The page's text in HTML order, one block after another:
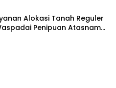
Alokasi Tanah Reguler
Penipuan Atasnama